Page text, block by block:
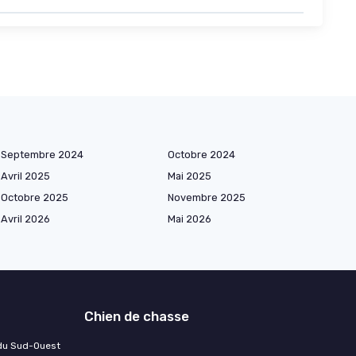
Septembre 2024
Octobre 2024
Avril 2025
Mai 2025
Octobre 2025
Novembre 2025
Avril 2026
Mai 2026
Sud-Ouest
Chien de chasse